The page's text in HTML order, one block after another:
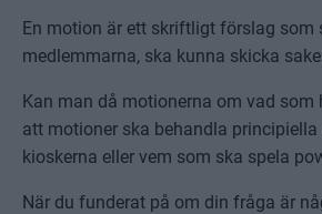
En motion är ett skriftligt förslag som
medlemmarna, ska kunna skicka
Kan man då motionerna om vad som
att motioner ska behandla
kioskerna eller vem som ska spela
När du funderat på om din fråga är